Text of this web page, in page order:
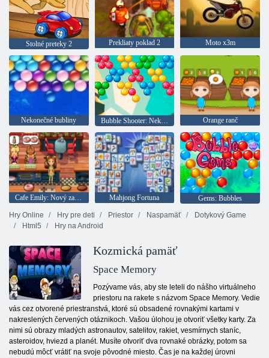
Stolné preteky 2 Prekliaty poklad 2 Moto x3m
Nekonečné bubliny Bubble Shooter: Nekonečno Orange ranč
Cafe Emily: Nový začiatok Mahjong Fortuna
Gems: Bubbles
Hry Online
Hry pre deti Priestor Naspamäť
Dotykový Game
Html5
Hry na Android
Kozmická pamäť
Space Memory
Pozývame vás, aby ste leteli do nášho virtuálneho
priestoru na rakete s názvom Space Memory. Vedie
vás cez otvorené priestranstvá, ktoré sú obsadené rovnakými kartami v
nakreslených červených otáznikoch. Vašou úlohou je otvoriť všetky karty. Za
nimi sú obrazy mladých astronautov, satelitov, rakiet, vesmírnych staníc,
asteroidov, hviezd a planét. Musíte otvoriť dva rovnaké obrázky, potom sa
nebudú môcť vrátiť na svoje pôvodné miesto. Čas je na každej úrovni